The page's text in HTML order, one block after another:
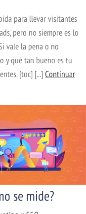
para llevar visitantes
pero no siempre es lo
vale la pena o no
y qué tan bueno es tu
[toc] [...]Continuar
se mide?